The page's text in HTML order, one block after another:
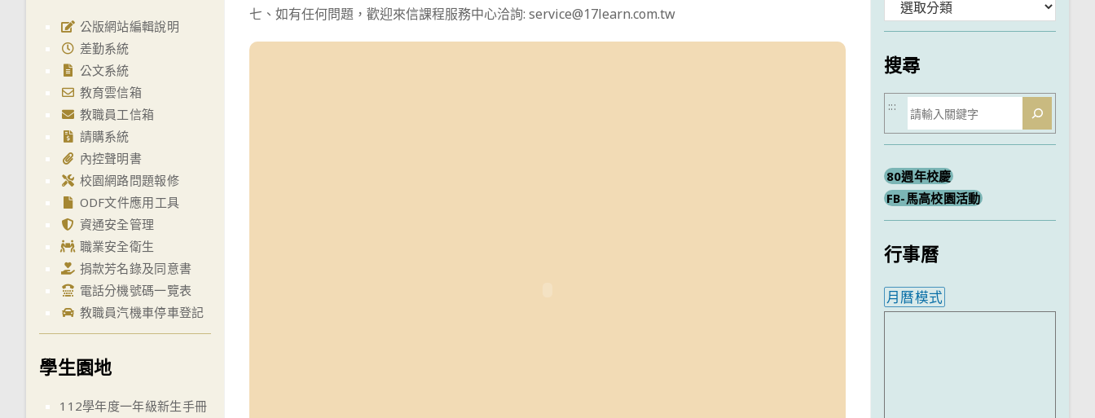
七、如有任何問題，歡迎來信課程服務中心洽詢: service@17learn.com.tw
公版網站編輯說明
差勤系統
公文系統
教育雲信箱
教職員工信箱
請購系統
內控聲明書
校園網路問題報修
ODF文件應用工具
資通安全管理
職業安全衛生
捐款芳名錄及同意書
電話分機號碼一覽表
教職員汽機車停車登記
學生園地
112學年度一年級新生手冊
類
搜尋
搜
尋
:::
80週年校慶
FB-馬高校園活動
行事曆
月曆模式